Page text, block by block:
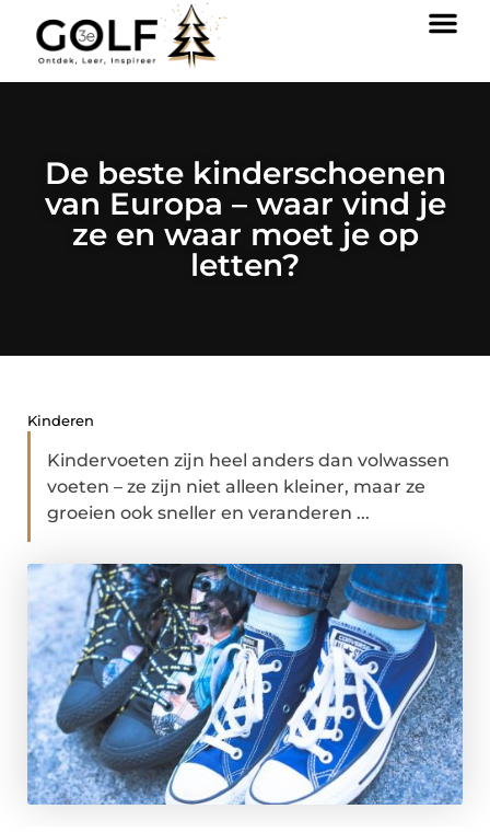
De beste kinderschoenen
van Europa – waar vind je
ze en waar moet je op
letten?
Kinderen
Kindervoeten zijn heel anders dan volwassen
voeten – ze zijn niet alleen kleiner, maar ze
groeien ook sneller en veranderen ...